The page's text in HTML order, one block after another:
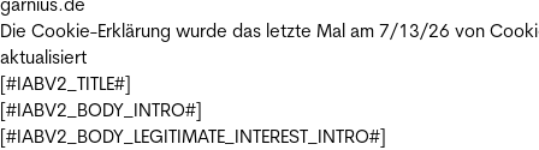
Die Cookie-Erklärung wurde das letzte Mal am 7/13/26 von
aktualisiert
[#IABV2_TITLE#]
[#IABV2_BODY_INTRO#]
[#IABV2_BODY_LEGITIMATE_INTEREST_INTRO#]